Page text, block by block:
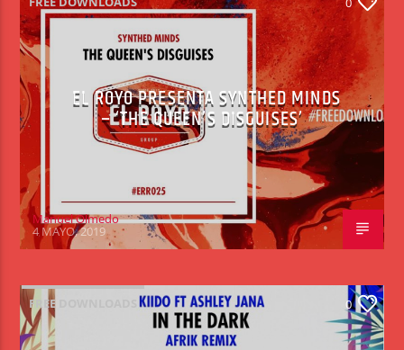
EL ROYO PRESENTA SYNTHED MINDS
– ‘THE QUEEN’S DISGUISES’
Manuel Olmedo
4 MAYO, 2019
FREE DOWNLOADS 0